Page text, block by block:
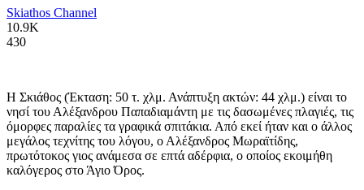
Skiathos Channel
10.9K
430
Η Σκιάθος (Έκταση: 50 τ. χλμ. Ανάπτυξη ακτών: 44 χλμ.) είναι το
νησί του Αλέξανδρου Παπαδιαμάντη με τις δασωμένες πλαγιές, τις
όμορφες παραλίες τα γραφικά σπιτάκια. Από εκεί ήταν και ο άλλος
μεγάλος τεχνίτης του λόγου, ο Αλέξανδρος Μωραϊτίδης,
πρωτότοκος γιος ανάμεσα σε επτά αδέρφια, ο οποίος εκοιμήθη
καλόγερος στο Άγιο Όρος.